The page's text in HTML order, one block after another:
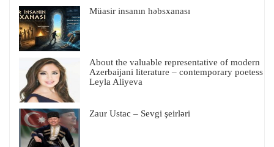
Müasir insanın həbsxanası
About the valuable representative of modern
Azerbaijani literature – contemporary poetess
Leyla Aliyeva
Zaur Ustac – Sevgi şeirləri